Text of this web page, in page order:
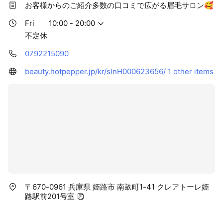
お客様からのご紹介多数の口コミで広がる眉毛サロン🥰
Fri
10:00 - 20:00
不定休
0792215090
beauty.hotpepper.jp/kr/slnH000623656/ 1 other items
〒670-0961 兵庫県 姫路市 南畝町1-41 クレアトーレ姫
路駅前201号室